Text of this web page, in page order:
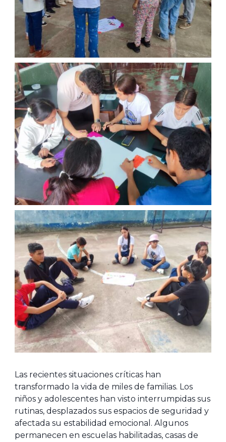
Las recientes situaciones críticas han
transformado la vida de miles de familias. Los
niños y adolescentes han visto interrumpidas sus
rutinas, desplazados sus espacios de seguridad y
afectada su estabilidad emocional. Algunos
permanecen en escuelas habilitadas, casas de